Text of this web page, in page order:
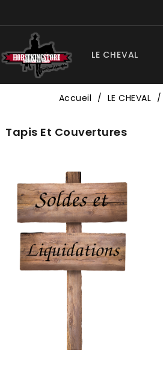
LE CHEVAL
Accueil LE CHEVAL
Tapis Et Couvertures